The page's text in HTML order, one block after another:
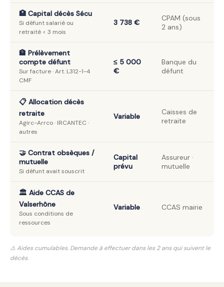
🏥 Capital décès Sécu
Si défunt salarié ou
retraité < 3 mois
3 738 €
CPAM (sous
2 ans)
🏦 Prélèvement
compte défunt
Sur facture · Art. L312-1-4
CMF
≤ 5 000
€
Banque du
défunt
📋 Allocation décès
retraite
Agirc-Arrco · IRCANTEC ·
autres
Variable
Caisses de
retraite
🤝 Contrat obsèques /
mutuelle
Si défunt avait souscrit
Capital
prévu
Assureur ·
mutuelle
🏛️ Aide CCAS de
Valserhône
Sous conditions de
ressources
Variable CCAS mairie
⚠️ Aides cumulables. Demande à effectuer dans les 2 ans qui suivent le
décès.